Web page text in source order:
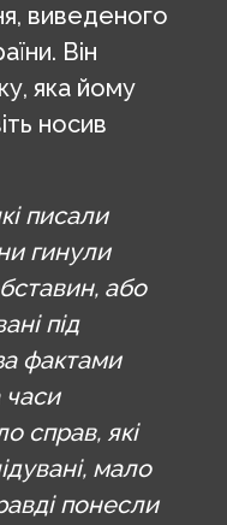
виведеного
Він
яка йому
носив
писали
гинули
або
під
фактами
часи
справ, які
мало
понесли